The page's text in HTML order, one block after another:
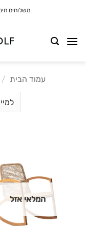
משלוחים חינם
עמוד הבית /
המלאי אזל